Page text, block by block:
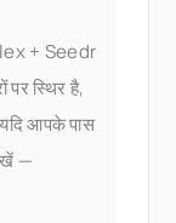
+ Seedr
पर स्थिर है,
आपके पास
—